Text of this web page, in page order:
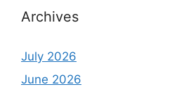
Archives
July 2026
June 2026